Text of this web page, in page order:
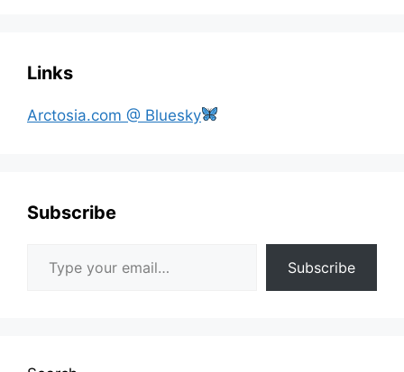
Links
Arctosia.com @ Bluesky
Subscribe
Subscribe